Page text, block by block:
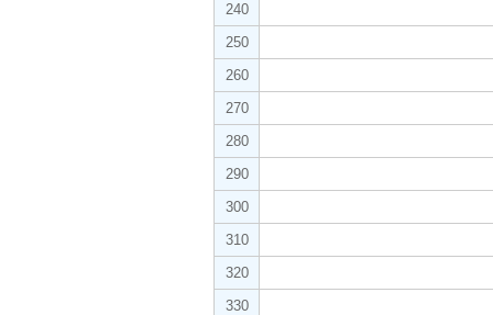
240
250
260
270
280
290
300
310
320
330